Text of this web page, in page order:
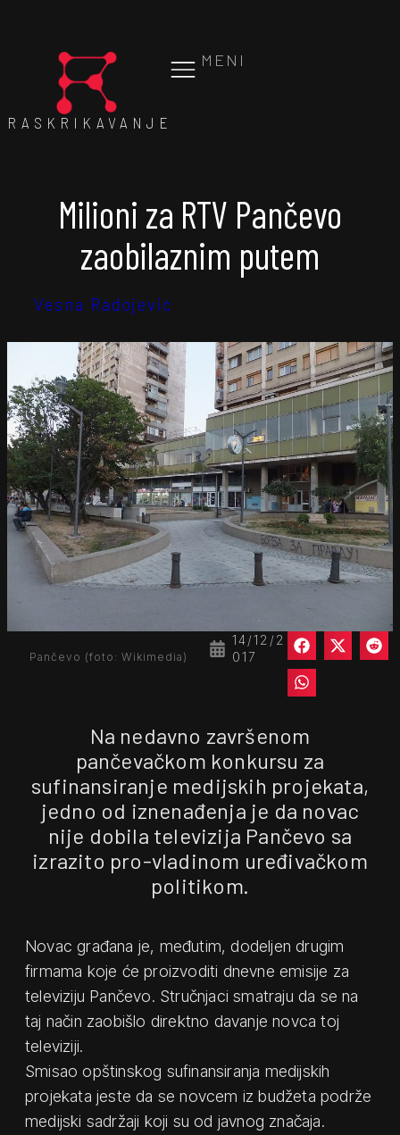
MENI
RASKRIKAVANJE
Milioni za RTV Pančevo
zaobilaznim putem
Vesna Radojević
14/12/2
017
Pančevo (foto: Wikimedia)
Na nedavno završenom
pančevačkom konkursu za
sufinansiranje medijskih projekata,
jedno od iznenađenja je da novac
nije dobila televizija Pančevo sa
izrazito pro-vladinom uređivačkom
politikom.
Novac građana je, međutim, dodeljen drugim
firmama koje će proizvoditi dnevne emisije za
televiziju Pančevo. Stručnjaci smatraju da se na
taj način zaobišlo direktno davanje novca toj
televiziji.
Smisao opštinskog sufinansiranja medijskih
projekata jeste da se novcem iz budžeta podrže
medijski sadržaji koji su od javnog značaja.